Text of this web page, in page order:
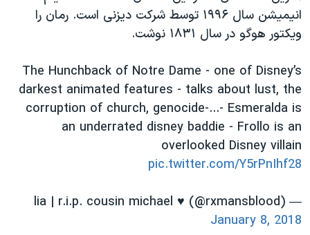
نرگس محمدی برنده جایزه نوبل صلح
صفحه‌های ویژه
سفر پرزیدنت ترامپ به چین
انیمیشن سال ۱۹۹۶ توسط شرکت دیزنی است. رمان را
ویکتور هوگو در سال ۱۸۳۱ نوشت.
The Hunchback of Notre Dame - one of Disney’s
darkest animated features - talks about lust, the
corruption of church, genocide-...- Esmeralda is
an underrated disney baddie - Frollo is an
overlooked Disney villain
pic.twitter.com/Y5rPnIhf28
— lia | r.i.p. cousin michael ♥️ (@rxmansblood)
January 8, 2018